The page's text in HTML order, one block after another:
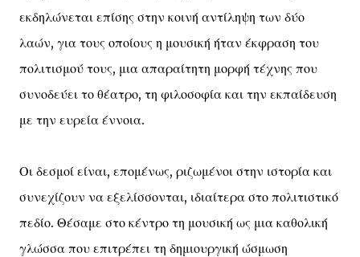
εκδηλώνεται επίσης στην κοινή αντίληψη των δύο
λαών, για τους οποίους η μουσική ήταν έκφραση του
πολιτισμού τους, μια απαραίτητη μορφή τέχνης που
συνοδεύει το θέατρο, τη φιλοσοφία και την εκπαίδευση
με την ευρεία έννοια.
Οι δεσμοί είναι, επομένως, ριζωμένοι στην ιστορία και
συνεχίζουν να εξελίσσονται, ιδιαίτερα στο πολιτιστικό
πεδίο. Θέσαμε στο κέντρο τη μουσική ως μια καθολική
γλώσσα που επιτρέπει τη δημιουργική ώσμωση